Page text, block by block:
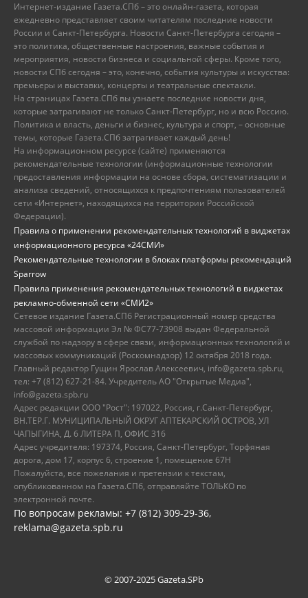
Интернет-издание Газета.СПб – это онлайн-газета, которая
ежедневно представляет своим читателям последние новости
России и Санкт-Петербурга. Новости Санкт-Петербурга сегодня –
это политика, общественные настроения, важные события и
мероприятия, новости бизнеса и социальной сферы. Кроме того,
новости СПб сегодня – это, конечно, события культуры и искусства:
премьеры и выставки, концерты и театральные спектакли.
На страницах Газета.СПб вы узнаете последние новости дня,
которые затрагивают не только Санкт-Петербург, но и всю Россию.
Политика и власть, деньги и бизнес, культура и спорт, – основные
темы, которые Газета.СПб затрагивает каждый день!
На информационном ресурсе (сайте) применяются
рекомендательные технологии (информационные технологии
предоставления информации на основе сбора, систематизации и
анализа сведений, относящихся к предпочтениям пользователей
сети «Интернет», находящихся на территории Российской
Федерации).
Правила о применении рекомендательных технологий в виджетах
информационного ресурса «24СМИ»
Рекомендательные технологии в блоках платформы рекомендаций
Sparrow
Правила применения рекомендательных технологий в виджетах
рекламно-обменной сети «СМИ2»
Сетевое издание Газета.СПб Регистрационный номер средства
массовой информации Эл № ФС77-73908 выдан Федеральной
службой по надзору в сфере связи, информационных технологий и
массовых коммуникаций (Роскомнадзор) 12 октября 2018 года.
Главный редактор Гущин Ярослав Алексеевич, info@gazeta.spb.ru,
тел: +7 (812) 627-21-84. Учредитель АО "Открытые Медиа",
info@gazeta.spb.ru
Адрес редакции ООО "Рост": 197022, Россия, г.Санкт-Петербург,
ВН.ТЕР.Г. МУНИЦИПАЛЬНЫЙ ОКРУГ АПТЕКАРСКИЙ ОСТРОВ, УЛ
ЧАПЫГИНА, Д. 6 ЛИТЕРА П, ОФИС 316
Адрес учредителя: 197374, Россия, Санкт-Петербург, Торфяная
дорога, дом 17, корпус 6, строение 1, помещение 67Н
Пожалуйста, все пожелания и претензии к текстам,
опубликованном на Газета.СПб, отправляйте ТОЛЬКО по
электронной почте.
По вопросам рекламы: +7 (812) 309-29-36,
reklama@gazeta.spb.ru
© 2007-2025 Gazeta.SPb